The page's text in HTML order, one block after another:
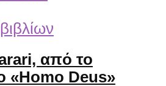
από το
«Homo Deus»